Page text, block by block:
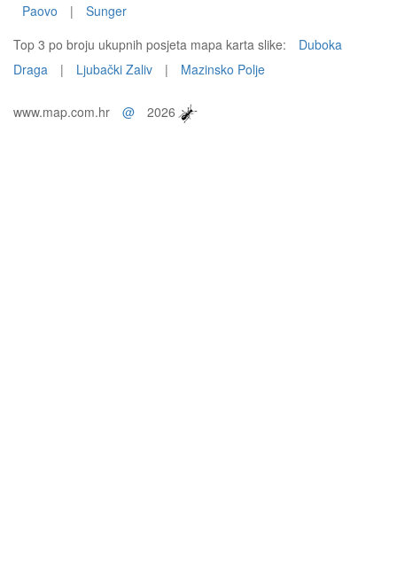
Paovo
|
Sunger
Top 3 po broju ukupnih posjeta mapa karta slike:
Duboka
Draga
| Ljubački Zaliv | Mazinsko Polje
www.map.com.hr @ 2026